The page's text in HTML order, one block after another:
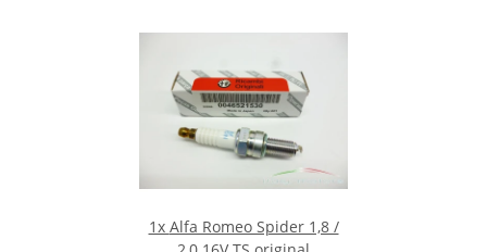
1x Alfa Romeo Spider 1,8 /